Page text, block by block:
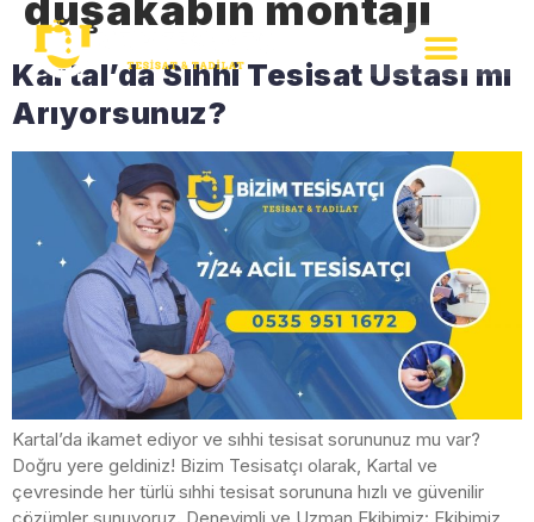
Kartal’da Sıhhi Tesisat Ustası mı
Arıyorsunuz?
Kartal’da ikamet ediyor ve sıhhi tesisat sorununuz mu var?
Doğru yere geldiniz! Bizim Tesisatçı olarak, Kartal ve
çevresinde her türlü sıhhi tesisat sorununa hızlı ve güvenilir